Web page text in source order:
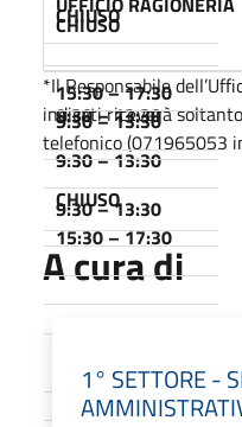
9:30 – 13:30
CHIUSO
9:30 – 13:30
CHIUSO
CHIUSO
CHIUSO
15:30 – 17:30
9:30 – 13:30
9:30 – 13:30
15:30 – 17:30
*Il Responsabile
indicati riceverà
telefonico (071965053
A cura di
1° SETTORE -